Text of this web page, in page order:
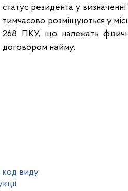
статус резидента у
тимчасово розміщуються у
268 ПКУ, що належать
договором найму.
код виду